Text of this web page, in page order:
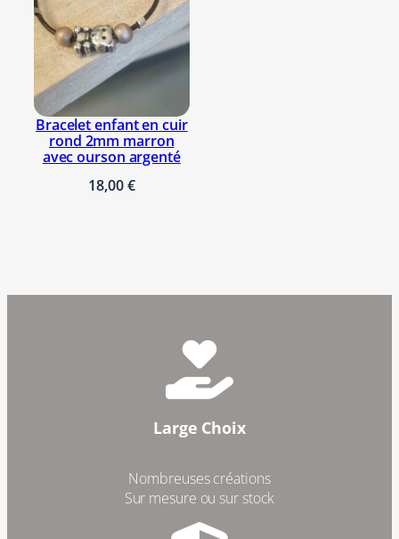
Bracelet enfant en cuir
rond 2mm marron
avec ourson argenté
18,00€
Large Choix
Nombreuses créations
Sur mesure ou sur stock